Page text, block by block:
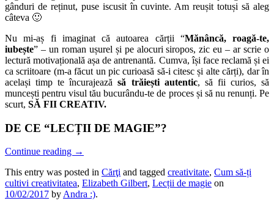
gânduri de reținut, puse iscusit în cuvinte. Am reușit totuși să aleg
câteva 🙂
Nu mi-aș fi imaginat că autoarea cărții “Mănâncă, roagă-te,
iubește” – un roman ușurel și pe alocuri siropos, zic eu – ar scrie o
lectură motivațională așa de antrenantă. Cumva, își face reclamă și ei
ca scriitoare (m-a făcut un pic curioasă să-i citesc și alte cărți), dar în
același timp te încurajeazăsă trăiești autentic, să fii curios, să
muncești pentru visul tău bucurându-te de proces și să nu renunți. Pe
scurt, SĂ FII CREATIV.
DE CE “LECȚII DE MAGIE”?
Continue reading →
This entry was posted in Cărţi and tagged creativitate, Cum să-ți
cultivi creativitatea, Elizabeth Gilbert, Lecții de magie on
10/02/2017 byAndra :).